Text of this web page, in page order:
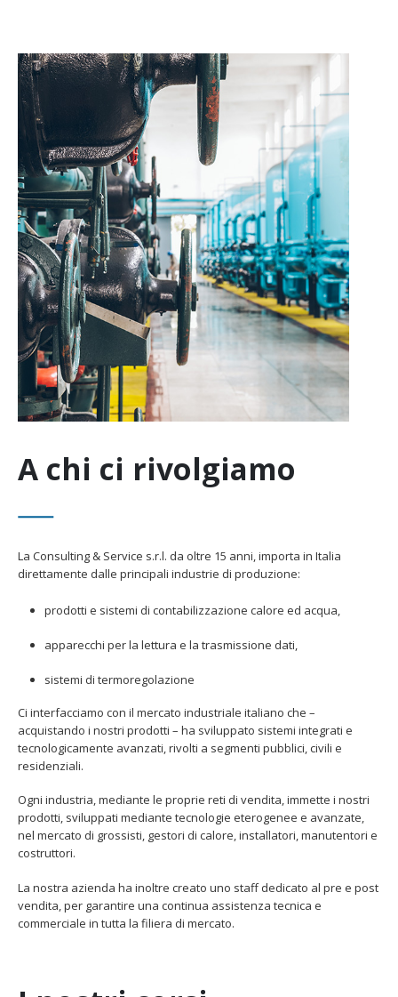
A chi ci rivolgiamo
La Consulting & Service s.r.l. da oltre 15 anni, importa in Italia
direttamente dalle principali industrie di produzione:
prodotti e sistemi di contabilizzazione calore ed acqua,
apparecchi per la lettura e la trasmissione dati,
sistemi di termoregolazione
Ci interfacciamo con il mercato industriale italiano che –
acquistando i nostri prodotti – ha sviluppato sistemi integrati e
tecnologicamente avanzati, rivolti a segmenti pubblici, civili e
residenziali.
Ogni industria, mediante le proprie reti di vendita, immette i nostri
prodotti, sviluppati mediante tecnologie eterogenee e avanzate,
nel mercato di grossisti, gestori di calore, installatori, manutentori e
costruttori.
La nostra azienda ha inoltre creato uno staff dedicato al pre e post
vendita, per garantire una continua assistenza tecnica e
commerciale in tutta la filiera di mercato.